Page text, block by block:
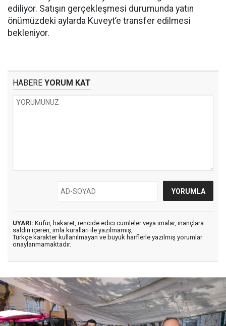
ediliyor. Satışın gerçekleşmesi durumunda yatın
önümüzdeki aylarda Kuveyt’e transfer edilmesi
bekleniyor.
HABERE YORUM KAT
UYARI: Küfür, hakaret, rencide edici cümleler veya imalar, inançlara
saldırı içeren, imla kuralları ile yazılmamış,
Türkçe karakter kullanılmayan ve büyük harflerle yazılmış yorumlar
onaylanmamaktadır.